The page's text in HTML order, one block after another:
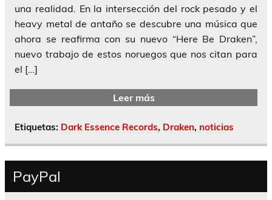
una realidad. En la intersección del rock pesado y el
heavy metal de antaño se descubre una música que
ahora se reafirma con su nuevo “Here Be Draken”,
nuevo trabajo de estos noruegos que nos citan para
el […]
Leer más
Etiquetas: Dark Essence Records, Draken, noticias
PayPal